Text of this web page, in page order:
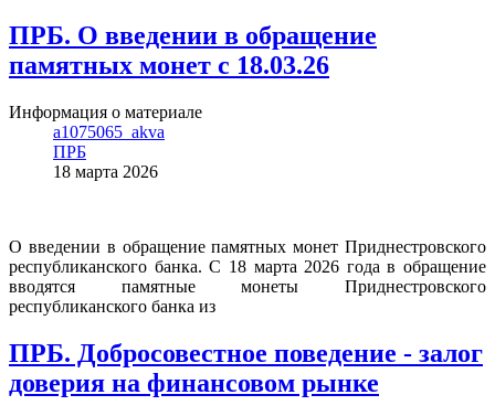
ПРБ. О введении в обращение
памятных монет с 18.03.26
Информация о материале
a1075065_akva
ПРБ
18 марта 2026
О введении в обращение памятных монет Приднестровского
республиканского банка. С 18 марта 2026 года в обращение
вводятся памятные монеты Приднестровского
республиканского банка из
ПРБ. Добросовестное поведение - залог
доверия на финансовом рынке